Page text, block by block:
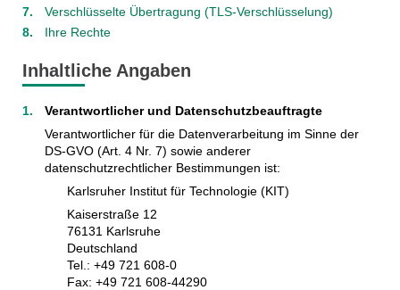
Verschlüsselte Übertragung (TLS-Verschlüsselung)
Ihre Rechte
Inhaltliche Angaben
Verantwortlicher und Datenschutzbeauftragte
Verantwortlicher für die Datenverarbeitung im Sinne der
DS-GVO (Art. 4 Nr. 7) sowie anderer
datenschutzrechtlicher Bestimmungen ist:
Karlsruher Institut für Technologie (KIT)
Kaiserstraße 12
76131 Karlsruhe
Deutschland
Tel.: +49 721 608-0
Fax: +49 721 608-44290